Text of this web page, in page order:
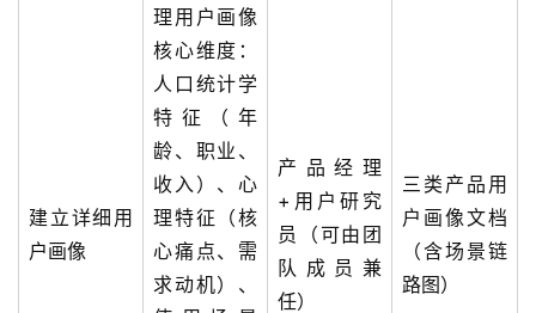
建立详细用
户画像
理用户画像
核心维度：
人口统计学
特征（年
龄、职业、
收入）、心
理特征（核
心痛点、需
求动机）、
产品经理
+用户研究
员（可由团
队成员兼
任）
三类产品用
户画像文档
（含场景链
路图）